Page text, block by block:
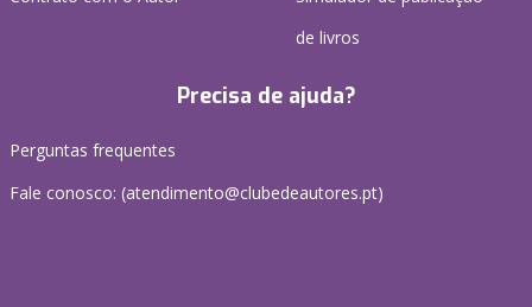
de livros
Precisa de ajuda?
Perguntas frequentes
Fale conosco: (atendimento@clubedeautores.pt)